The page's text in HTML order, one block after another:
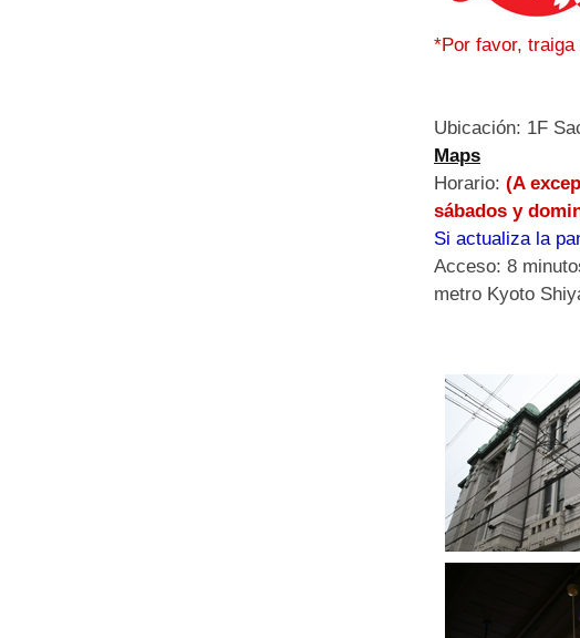
*Por favor,
Ubicación: 1F
Maps
Horario: (A
sábados y
Si actualiza la
Acceso: 8
metro Kyoto